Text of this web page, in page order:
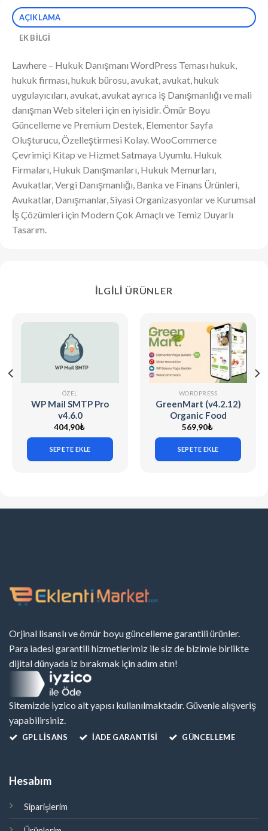
AÇIKLAMA
EK BILGI
Lawhere – Hukuk Danışmanı WordPress Teması hukuk,
hukuk firması, hukuk bürosu, avukat, avukat, hukuk
uygulayıcıları, avukat, avukat ayrıca iş Danışmanlığı ve mali
danışman Web siteleri için en iyisidir. Ömür Boyu
Güncelleme ve Premium Destek, Elementor Sayfa
Oluşturucu, Özelleştirmesi Kolay. WooCommerce
Çevrimiçi Kitap ve Hizmet Satmaya Uyumlu. Hukuk
Firmaları, Hukuk Danışmanları, Hukuk Memurları,
Avukatlar, Vergi Danışmanlığı, Banka ve Finans Ürünleri,
Avukatlar, Danışmanlar, Siyasi Organizasyonlar ve Kurumsal
İş Çözümleri için Modern Çok Amaçlı ve Temiz Duyarlı
Tasarım.
İLGILI ÜRÜNLER
ÖZEL
WP Mail SMTP Pro
v4.6.0
404,90₺
SEPETE EKLE
WORDPRESS
GreenMart (v4.2.12)
Organic Food
Woocommerce
WordPress Theme
569,90₺
SEPETE EKLE
Orjinal lisanslı ve ömür boyu güncelleme garantili ürünler.
Para iadesi garantili hizmetlerimiz ile siz de bizimle birlikte
dijital dünyada iz bırakmak için adım atın!
Sitemizde iyzico alt yapısı kullanılmaktadır. Güvenle alışveriş
yapabilirsiniz.
GPL LISANS İADE GARANTİSİ GÜNCELLEME
Hesabım
Siparişlerim